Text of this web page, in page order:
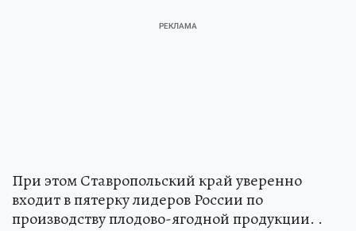
При этом Ставропольский край уверенно
входит в пятерку лидеров России по
производству плодово-ягодной продукции. .